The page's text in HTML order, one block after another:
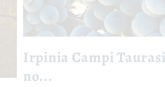
Irpinia Campi
no...